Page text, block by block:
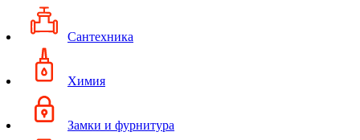
Сантехника
Химия
Замки и фурнитура